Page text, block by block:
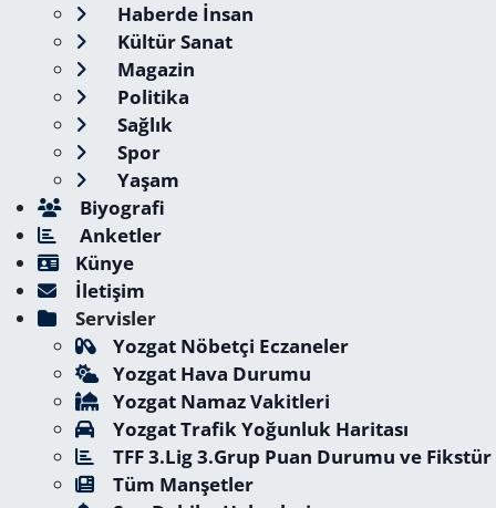
Haberde İnsan
Kültür Sanat
Magazin
Politika
Sağlık
Spor
Yaşam
Biyografi
Anketler
Künye
İletişim
Servisler
Yozgat Nöbetçi Eczaneler
Yozgat Hava Durumu
Yozgat Namaz Vakitleri
Yozgat Trafik Yoğunluk Haritası
TFF 3.Lig 3.Grup Puan Durumu ve Fikstür
Tüm Manşetler